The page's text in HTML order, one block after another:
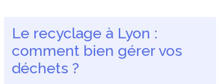
Le recyclage à Lyon :
comment bien gérer vos
déchets ?